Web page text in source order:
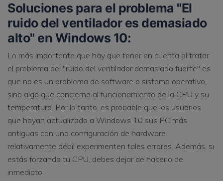
Soluciones para el problema "El
ruido del ventilador es demasiado
alto" en Windows 10:
Lo más importante que hay que tener en cuenta al tratar
el problema del "ruido del ventilador demasiado fuerte" es
que no es un problema de software o sistema operativo,
sino algo que concierne al funcionamiento de la CPU y su
temperatura. Por lo tanto, es probable que los usuarios
que hayan actualizado a Windows 10 sus PC más
antiguas con una configuración de hardware
relativamente débil experimenten tales errores. Además, si
estás forzando tu CPU, debes dejar de hacerlo de
inmediato.